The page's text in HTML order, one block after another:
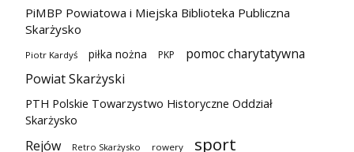
PiMBP Powiatowa i Miejska Biblioteka Publiczna
Skarżysko
Piotr Kardyś piłka nożna PKP
pomoc charytatywna
Powiat Skarżyski
PTH Polskie Towarzystwo Historyczne Oddział
Skarżysko
Rejów Retro Skarżysko rowery sport